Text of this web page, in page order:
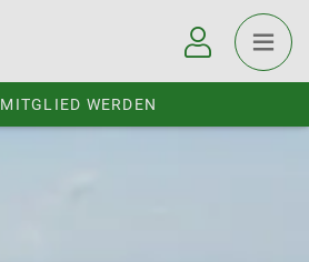
MITGLIED WERDEN